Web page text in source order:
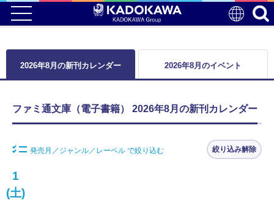
2026年8月の新刊カレンダー 2026年8月のイベント
ファミ通文庫（電子書籍） 2026年8月の新刊カレンダー
発売月／ジャンル／レーベル で絞り込む 絞り込み解除
1
(土)